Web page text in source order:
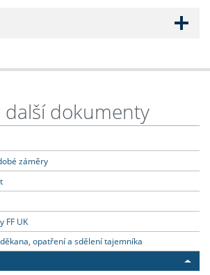
další dokumenty
záměry
FF UK
opatření a sdělení tajemníka